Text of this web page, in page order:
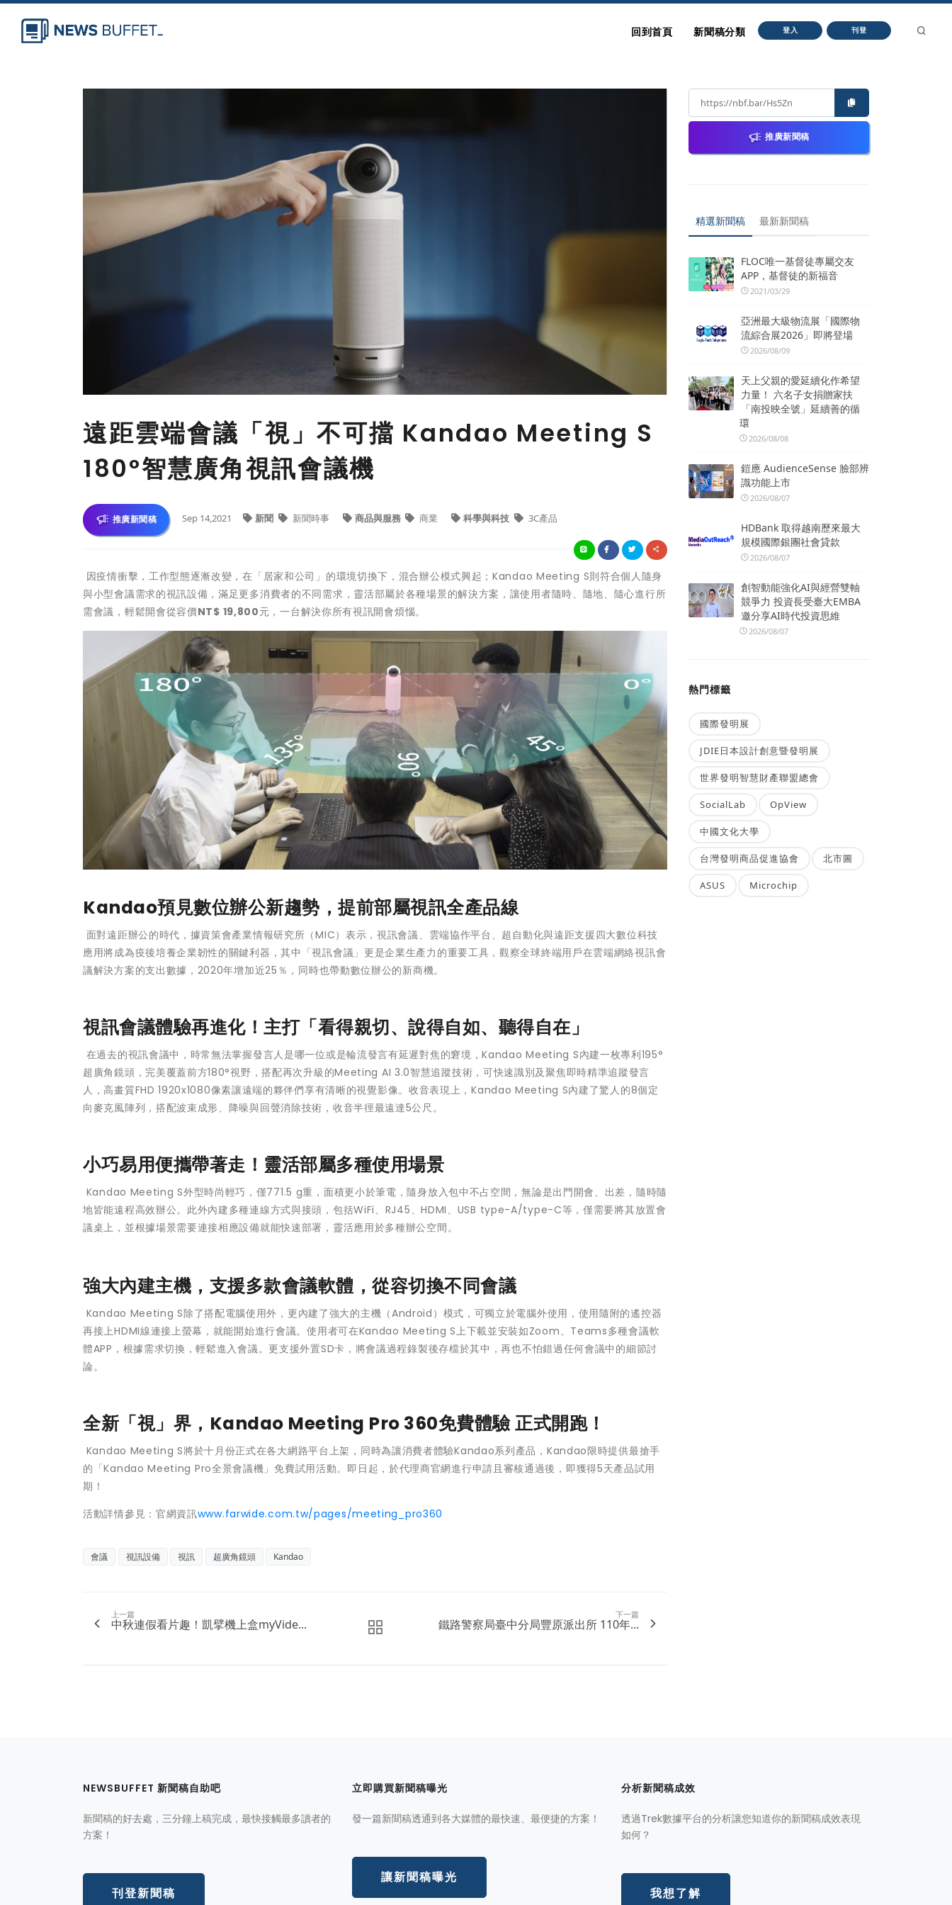
回到首頁 新聞稿分類 登入 刊登
遠距雲端會議「視」不可擋 Kandao Meeting S
180°智慧廣角視訊會議機
推廣新聞稿 Sep 14,2021 新聞 新聞時事 商品與服務 商業 科學與科技 3C產品
因疫情衝擊，工作型態逐漸改變，在「居家和公司」的環境切換下，混合辦公模式興起；Kandao Meeting S則符合個人隨身
與小型會議需求的視訊設備，滿足更多消費者的不同需求，靈活部屬於各種場景的解決方案，讓使用者隨時、隨地、隨心進行所
需會議，輕鬆開會從容價NT$ 19,800元，一台解決你所有視訊開會煩惱。
Kandao預見數位辦公新趨勢，提前部屬視訊全產品線
面對遠距辦公的時代，據資策會產業情報研究所（MIC）表示，視訊會議、雲端協作平台、超自動化與遠距支援四大數位科技
應用將成為疫後培養企業韌性的關鍵利器，其中「視訊會議」更是企業生產力的重要工具，觀察全球終端用戶在雲端網絡視訊會
議解決方案的支出數據，2020年增加近25％，同時也帶動數位辦公的新商機。
視訊會議體驗再進化！主打「看得親切、說得自如、聽得自在」
在過去的視訊會議中，時常無法掌握發言人是哪一位或是輪流發言有延遲對焦的窘境，Kandao Meeting S內建一枚專利195°
超廣角鏡頭，完美覆蓋前方180°視野，搭配再次升級的Meeting AI 3.0智慧追蹤技術，可快速識別及聚焦即時精準追蹤發言
人，高畫質FHD 1920x1080像素讓遠端的夥伴們享有清晰的視覺影像。收音表現上，Kandao Meeting S內建了驚人的8個定
向麥克風陣列，搭配波束成形、降噪與回聲消除技術，收音半徑最遠達5公尺。
小巧易用便攜帶著走！靈活部屬多種使用場景
Kandao Meeting S外型時尚輕巧，僅771.5 g重，面積更小於筆電，隨身放入包中不占空間，無論是出門開會、出差，隨時隨
地皆能遠程高效辦公。此外內建多種連線方式與接頭，包括WiFi、RJ45、HDMI、USB type-A/type-C等，僅需要將其放置會
議桌上，並根據場景需要連接相應設備就能快速部署，靈活應用於多種辦公空間。
強大內建主機，支援多款會議軟體，從容切換不同會議
Kandao Meeting S除了搭配電腦使用外，更內建了強大的主機（Android）模式，可獨立於電腦外使用，使用隨附的遙控器
再接上HDMI線連接上螢幕，就能開始進行會議。使用者可在Kandao Meeting S上下載並安裝如Zoom、Teams多種會議軟
體APP，根據需求切換，輕鬆進入會議。更支援外置SD卡，將會議過程錄製後存檔於其中，再也不怕錯過任何會議中的細節討
論。
全新「視」界，Kandao Meeting Pro 360免費體驗正式開跑！
Kandao Meeting S將於十月份正式在各大網路平台上架，同時為讓消費者體驗Kandao系列產品，Kandao限時提供最搶手
的「Kandao Meeting Pro全景會議機」免費試用活動。即日起，於代理商官網進行申請且審核通過後，即獲得5天產品試用
期！
活動詳情參見：官網資訊www.farwide.com.tw/pages/meeting_pro360
會議 視訊設備 視訊 超廣角鏡頭 Kandao
上一篇
中秋連假看片趣！凱擘機上盒myVide...
下一篇
鐵路警察局臺中分局豐原派出所 110年...
推廣新聞稿
精選新聞稿 最新新聞稿
FLOC唯一基督徒專屬交友
APP，基督徒的新福音
2021/03/29
亞洲最大級物流展「國際物
流綜合展2026」即將登場
2026/08/09
天上父親的愛延續化作希望
力量！ 六名子女捐贈家扶
「南投映全號」延續善的循
環
2026/08/08
鎧應 AudienceSense 臉部辨
識功能上市
2026/08/07
HDBank 取得越南歷來最大
規模國際銀團社會貸款
2026/08/07
創智動能強化AI與經營雙軸
競爭力 投資長受臺大EMBA
邀分享AI時代投資思維
2026/08/07
熱門標籤
國際發明展
JDIE日本設計創意暨發明展
世界發明智慧財產聯盟總會
SocialLab OpView
中國文化大學
台灣發明商品促進協會 北市圖
ASUS Microchip
NEWSBUFFET 新聞稿自助吧
新聞稿的好去處，三分鐘上稿完成，最快接觸最多讀者的
方案！
刊登新聞稿
立即購買新聞稿曝光
發一篇新聞稿透通到各大媒體的最快速、最便捷的方案！
讓新聞稿曝光
分析新聞稿成效
透過Trek數據平台的分析讓您知道你的新聞稿成效表現
如何？
我想了解